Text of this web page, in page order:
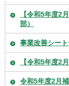
【令和5年度2
部）
事業改善シート
【令和5年度2
令和5年度2月